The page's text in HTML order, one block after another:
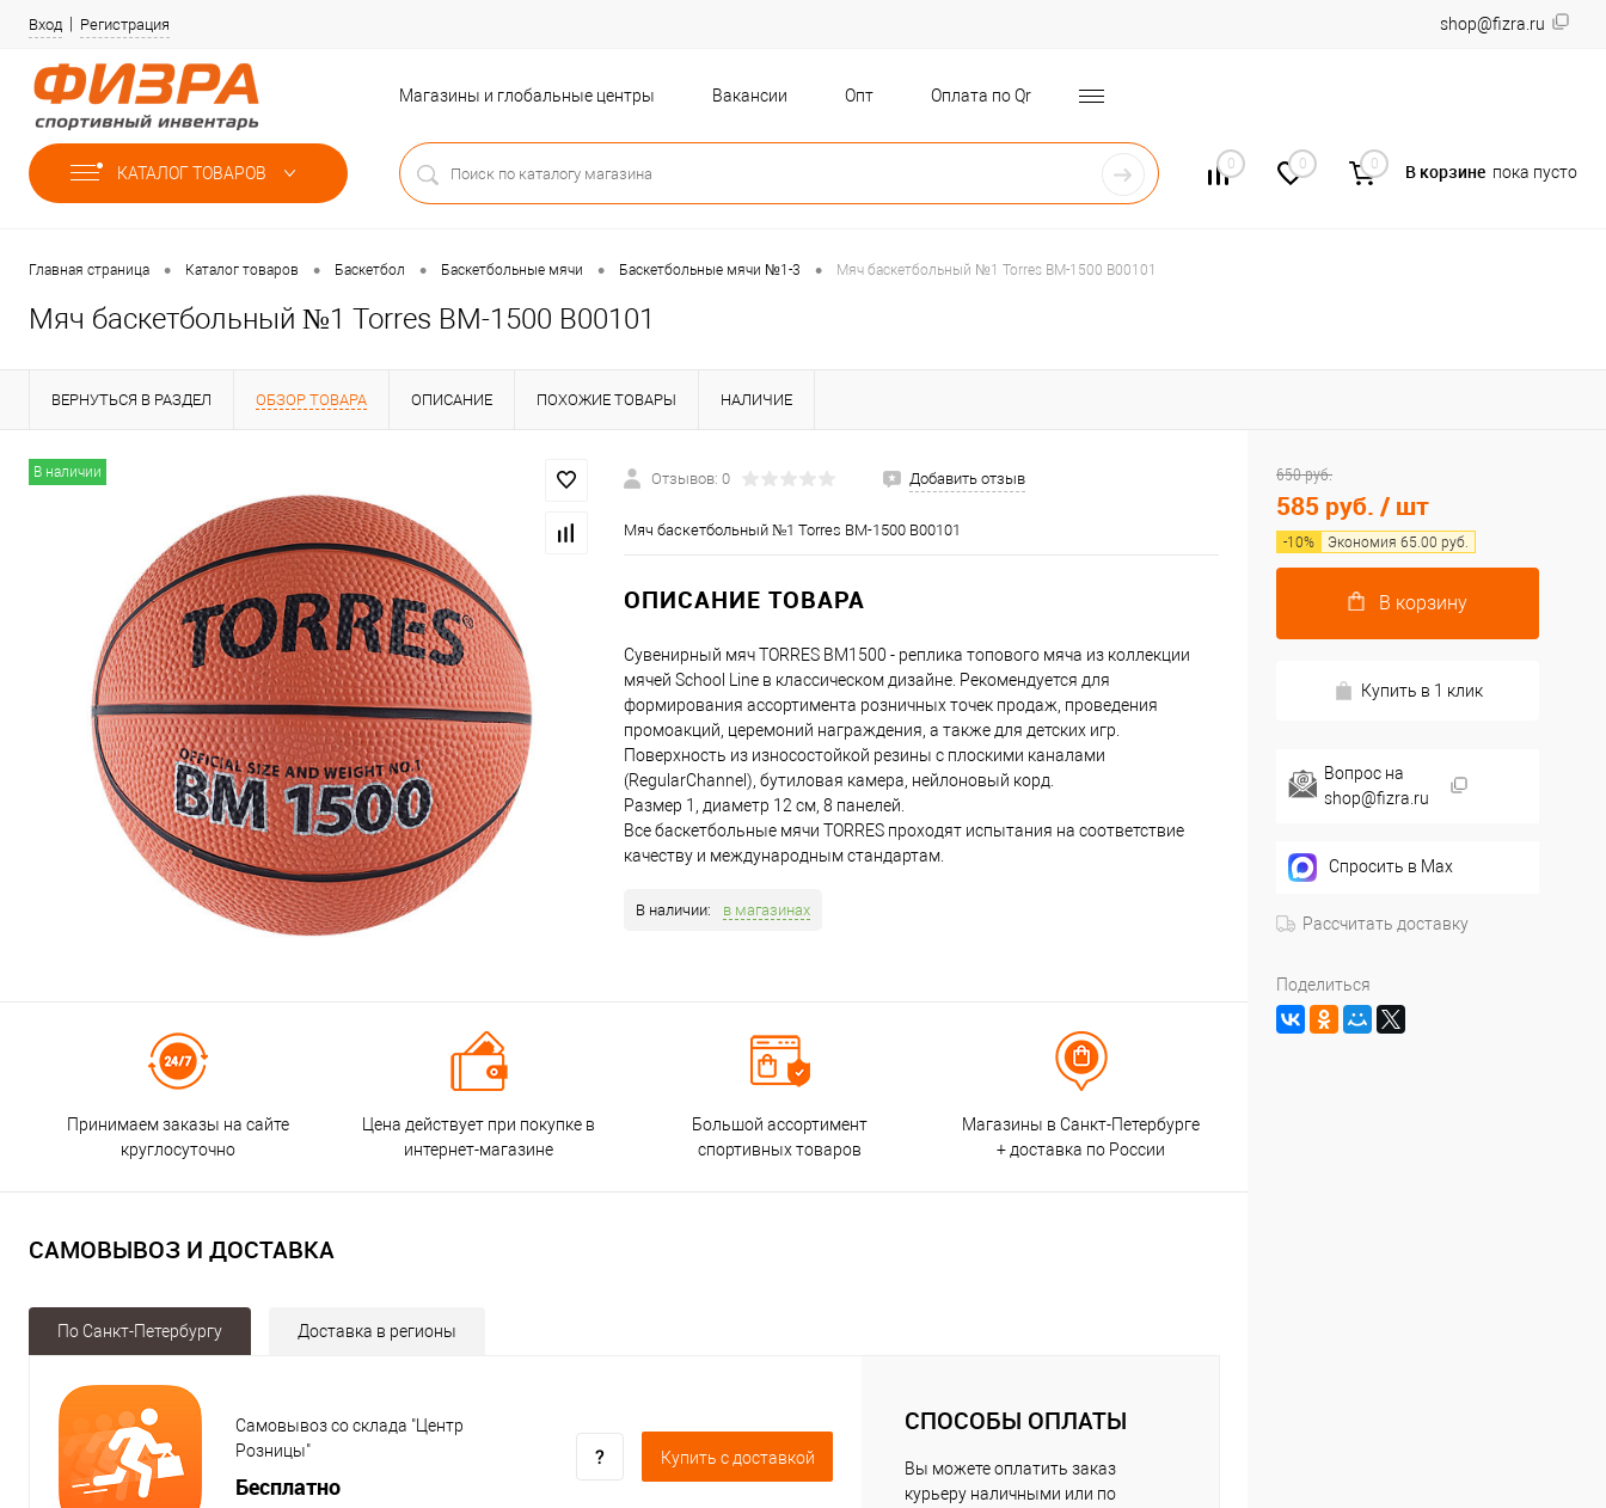
Вход Регистрация shop@fizra.ru
Магазины и глобальные центры Вакансии Опт Оплата по Qr
КАТАЛОГ ТОВАРОВ 0 0 0 В корзине пока пусто
Главная страница • Каталог товаров • Баскетбол • Баскетбольные мячи • Баскетбольные мячи №1-3 • Мяч баскетбольный №1 Torres BM-1500 B00101
Мяч баскетбольный №1 Torres BM-1500 B00101
ВЕРНУТЬСЯ В РАЗДЕЛ ОБЗОР ТОВАРА ОПИСАНИЕ ПОХОЖИЕ ТОВАРЫ НАЛИЧИЕ
В наличии Отзывов: 0 Добавить отзыв
Мяч баскетбольный №1 Torres BM-1500 B00101
ОПИСАНИЕ ТОВАРА
Сувенирный мяч TORRES BM1500 - реплика топового мяча из коллекции
мячей School Line в классическом дизайне. Рекомендуется для
формирования ассортимента розничных точек продаж, проведения
промоакций, церемоний награждения, а также для детских игр.
Поверхность из износостойкой резины с плоскими каналами
(RegularChannel), бутиловая камера, нейлоновый корд.
Размер 1, диаметр 12 см, 8 панелей.
Все баскетбольные мячи TORRES проходят испытания на соответствие
качеству и международным стандартам.
В наличии: в магазинах
Принимаем заказы на сайте
круглосуточно
Цена действует при покупке в
интернет-магазине
Большой ассортимент
спортивных товаров
Магазины в Санкт-Петербурге
+ доставка по России
САМОВЫВОЗ И ДОСТАВКА
По Санкт-Петербургу Доставка в регионы
Самовывоз со склада "Центр
Розницы"
Бесплатно
Купить c доставкой
СПОСОБЫ ОПЛАТЫ
Вы можете оплатить заказ
курьеру наличными или по
650 руб.
585 руб. / шт
-10% Экономия 65.00 руб.
В корзину
Купить в 1 клик
Вопрос на
shop@fizra.ru
Спросить в Max
Рассчитать доставку
Поделиться